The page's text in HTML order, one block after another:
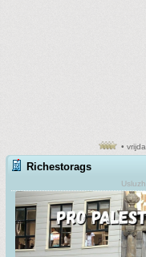
•
Richestorags